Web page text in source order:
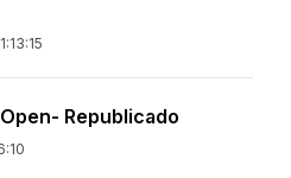
1:13:15
Republicado